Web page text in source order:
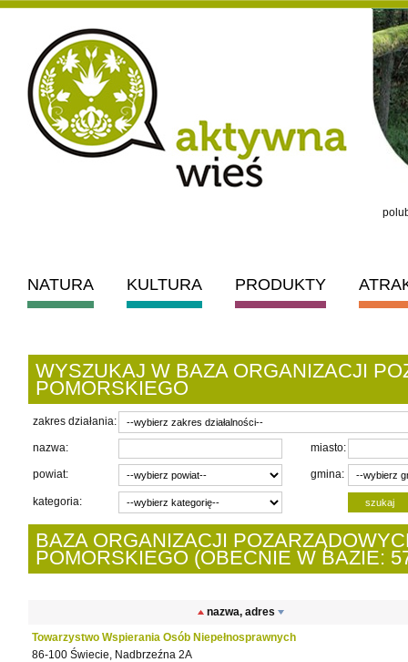
NATURA KULTURA PRODUKTY
WYSZUKAJ W BAZA ORGANIZACJI
POMORSKIEGO
zakres działania:
nazwa: miasto:
powiat: gmina:
kategoria:
BAZA ORGANIZACJI
POMORSKIEGO (OBECNIE W BAZIE:
nazwa, adres
Towarzystwo Wspierania Osób Niepełnosprawnych
86-100 Świecie, Nadbrzeźna 2A